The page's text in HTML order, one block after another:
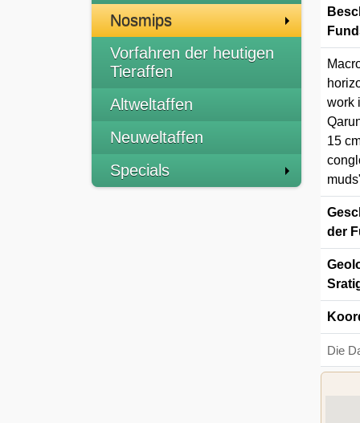
Nosmips
Vorfahren der heutigen
Tieraffen
Altweltaffen
Neuweltaffen
Specials
work
15
der
Die